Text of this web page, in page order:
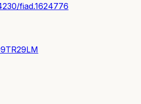
fiad.1624776